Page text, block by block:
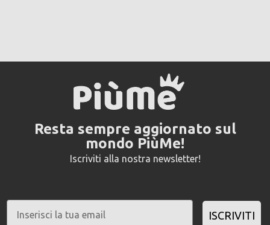
Resta sempre aggiornato sul
mondo PiùMe!
Iscriviti alla nostra newsletter!
ISCRIVITI